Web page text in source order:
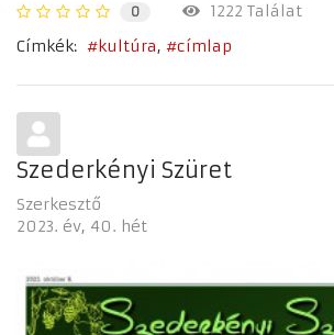
0
1222 Találat
Címkék:
kultúra címlap
Szederkényi Szüret
Szerkesztő
2023. év 40. hét